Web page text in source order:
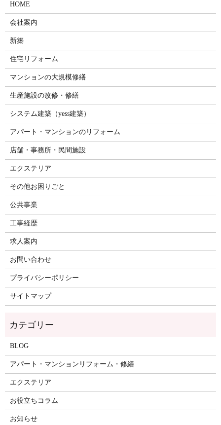
HOME
会社案内
新築
住宅リフォーム
マンションの大規模修繕
生産施設の改修・修繕
システム建築（yess建築）
アパート・マンションのリフォーム
店舗・事務所・民間施設
エクステリア
その他お困りごと
公共事業
工事経歴
求人案内
お問い合わせ
プライバシーポリシー
サイトマップ
BLOG
アパート・マンションリフォーム・修繕
エクステリア
お役立ちコラム
お知らせ